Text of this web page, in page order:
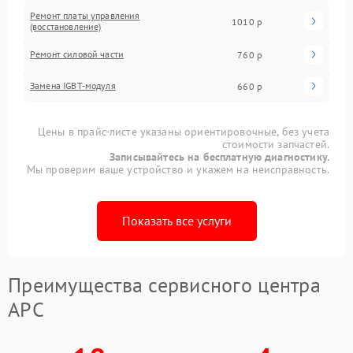
Ремонт платы управления
(восстановление)
1010 р
Ремонт силовой части 760 р
Замена IGBT-модуля 660 р
Цены в прайс-листе указаны ориентировочные, без учета
стоимости запчастей.
Записывайтесь на бесплатную диагностику.
Мы проверим ваше устройство и укажем на неисправность.
Показать все услуги
Преимущества сервисного центра
APC